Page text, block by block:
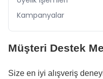
Kampanyalar
Müşteri Destek
Size en iyi alışveriş